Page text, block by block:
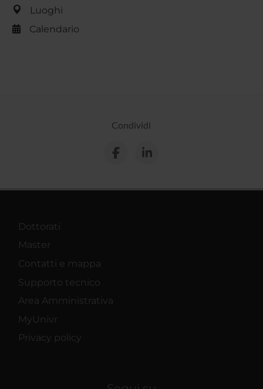
Luoghi
Calendario
Condividi
Dottorati
Master
Contatti e mappa
Supporto tecnico
Area Amministrativa
MyUnivr
Privacy policy